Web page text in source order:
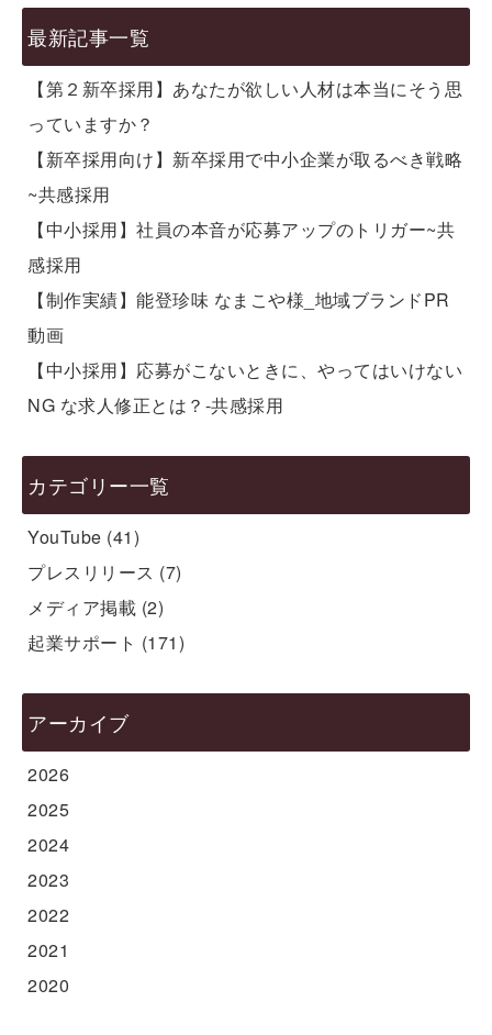
最新記事一覧
【第２新卒採用】あなたが欲しい人材は本当にそう思
っていますか？
【新卒採用向け】新卒採用で中小企業が取るべき戦略
~共感採用
【中小採用】社員の本音が応募アップのトリガー~共
感採用
【制作実績】能登珍味 なまこや様_地域ブランドPR
動画
【中小採用】応募がこないときに、やってはいけない
NG な求人修正とは？-共感採用
カテゴリー一覧
YouTube (41)
プレスリリース (7)
メディア掲載 (2)
起業サポート (171)
アーカイブ
2026
2025
2024
2023
2022
2021
2020